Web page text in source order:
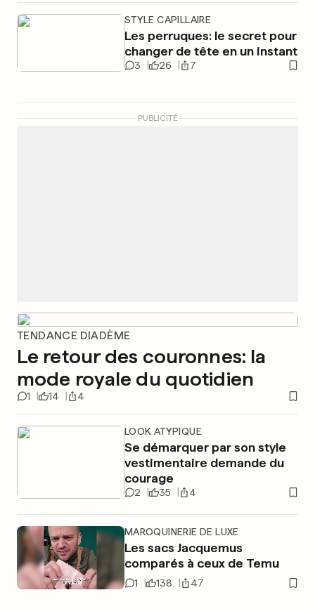
STYLE CAPILLAIRE
Les perruques: le secret pour
changer de tête en un instant
3 26 7
PUBLICITÉ
TENDANCE DIADÈME
Le retour des couronnes: la
mode royale du quotidien
1 14 4
LOOK ATYPIQUE
Se démarquer par son style
vestimentaire demande du
courage
2 35 4
MAROQUINERIE DE LUXE
Les sacs Jacquemus
comparés à ceux de Temu
1 138 47